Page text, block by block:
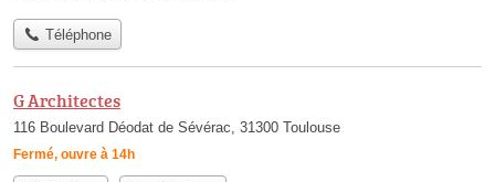
Téléphone
G Architectes
116 Boulevard Déodat de Sévérac, 31300 Toulouse
Fermé, ouvre à 14h